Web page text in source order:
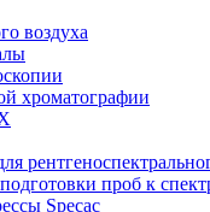
воздуха
хроматографии
проб к
Specac